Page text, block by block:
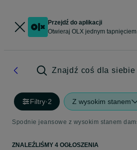
Przejdź do aplikacji
Otwieraj OLX jednym tapnięciem
Znajdź coś dla siebie
Filtry·2 Z wysokim stanem
ZNALEŹLIŚMY 4 OGŁOSZENIA